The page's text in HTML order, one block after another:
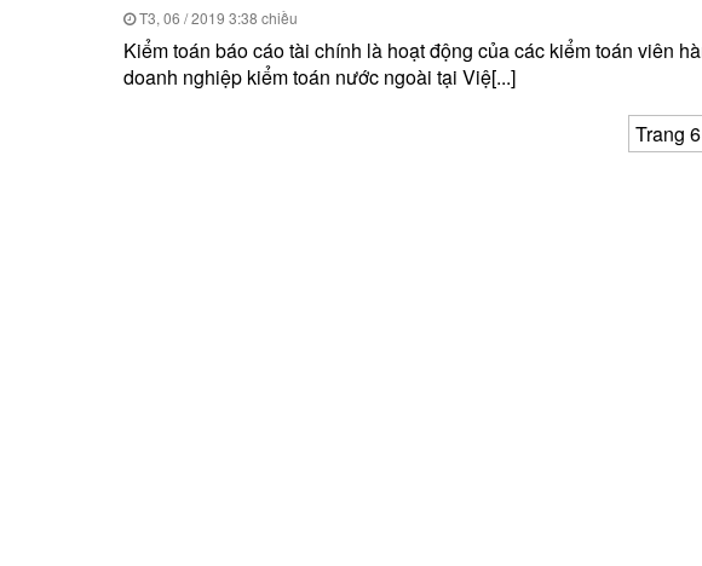
T3, 06 / 2019 3:38 chiều
Kiểm toán báo cáo tài chính là hoạt động của các kiểm toán viên
doanh nghiệp kiểm toán nước ngoài tại Việ[...]
Trang